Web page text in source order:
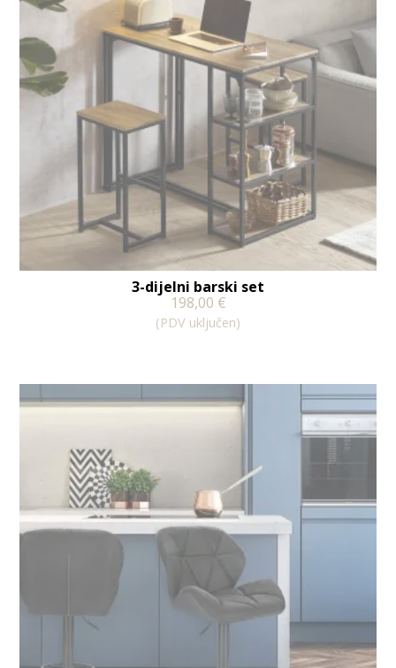
3-dijelni barski set
198,00 €
(PDV uključen)